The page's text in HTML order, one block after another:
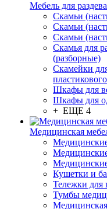
Мебель для
Скамьи
Скамьи
Скамьи
Скамья для
(разборные)
Скамейки
Шкафы для
Шкафы для
+ ЕЩЕ 4
Медицинская
Кушетки и
Тележки для
Тумбы